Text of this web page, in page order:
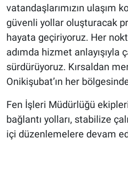
vatandaşlarımızın ulaşım
güvenli yollar oluşturacak
hayata geçiriyoruz. Her
adımda hizmet anlayışıyla
sürdürüyoruz. Kırsaldan
Onikişubat’ın her
Fen İşleri Müdürlüğü
bağlantı yolları, stabilize
içi düzenlemelere devam